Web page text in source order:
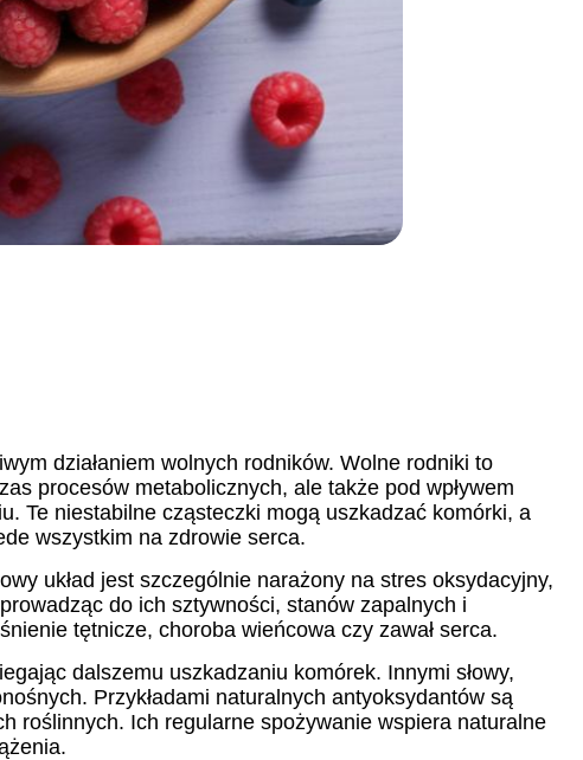
działaniem wolnych rodników. Wolne rodniki to
procesów metabolicznych, ale także pod wpływem
Te niestabilne cząsteczki mogą uszkadzać komórki, a
wszystkim na zdrowie serca.
układ jest szczególnie narażony na stres oksydacyjny,
do ich sztywności, stanów zapalnych i
tętnicze, choroba wieńcowa czy zawał serca.
dalszemu uszkadzaniu komórek. Innymi słowy,
Przykładami naturalnych antyoksydantów są
roślinnych. Ich regularne spożywanie wspiera naturalne